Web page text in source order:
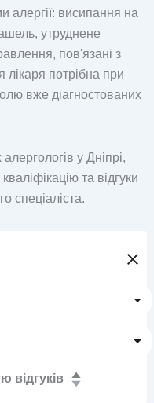
алергії: висипання на
утруднене
пов'язані з
лікаря потрібна при
вже діагностованих
у Дніпрі,
та відгуки
спеціаліста.
відгуків